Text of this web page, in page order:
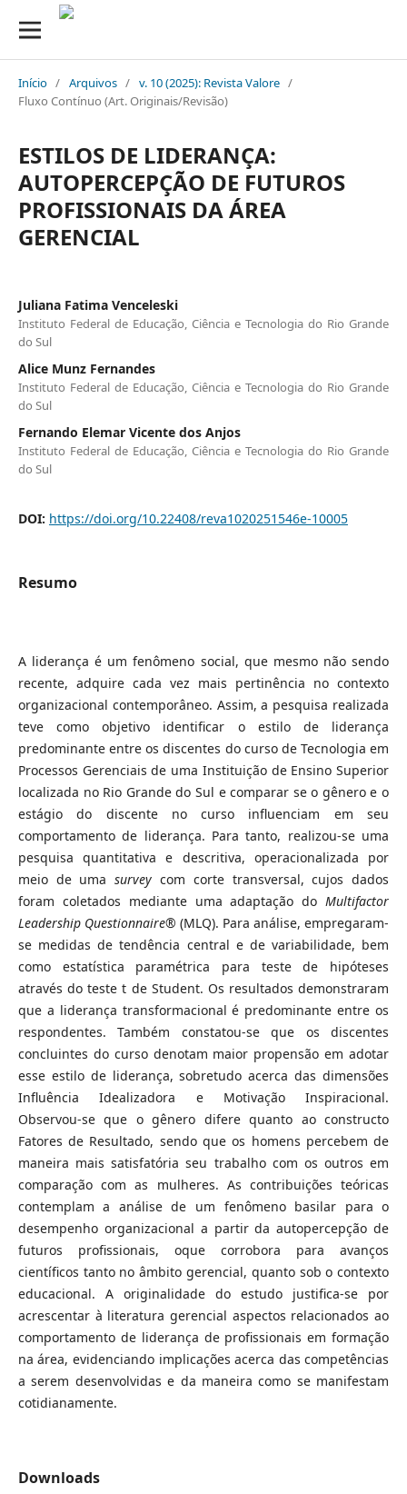
Início / Arquivos / v. 10 (2025): Revista Valore /
Fluxo Contínuo (Art. Originais/Revisão)
ESTILOS DE LIDERANÇA:
AUTOPERCEPÇÃO DE FUTUROS
PROFISSIONAIS DA ÁREA
GERENCIAL
Juliana Fatima Venceleski
Instituto Federal de Educação, Ciência e Tecnologia do Rio Grande
do Sul
Alice Munz Fernandes
Instituto Federal de Educação, Ciência e Tecnologia do Rio Grande
do Sul
Fernando Elemar Vicente dos Anjos
Instituto Federal de Educação, Ciência e Tecnologia do Rio Grande
do Sul
DOI: https://doi.org/10.22408/reva1020251546e-10005
Resumo
A liderança é um fenômeno social, que mesmo não sendo
recente, adquire cada vez mais pertinência no contexto
organizacional contemporâneo. Assim, a pesquisa realizada
teve como objetivo identificar o estilo de liderança
predominante entre os discentes do curso de Tecnologia em
Processos Gerenciais de uma Instituição de Ensino Superior
localizada no Rio Grande do Sul e comparar se o gênero e o
estágio do discente no curso influenciam em seu
comportamento de liderança. Para tanto, realizou-se uma
pesquisa quantitativa e descritiva, operacionalizada por
meio de umasurvey com corte transversal, cujos dados
foram coletados mediante uma adaptação doMultifactor
Leadership Questionnaire® (MLQ). Para análise, empregaram-
se medidas de tendência central e de variabilidade, bem
como estatística paramétrica para teste de hipóteses
através do teste t de Student. Os resultados demonstraram
que a liderança transformacional é predominante entre os
respondentes. Também constatou-se que os discentes
concluintes do curso denotam maior propensão em adotar
esse estilo de liderança, sobretudo acerca das dimensões
Influência Idealizadora e Motivação Inspiracional.
Observou-se que o gênero difere quanto ao constructo
Fatores de Resultado, sendo que os homens percebem de
maneira mais satisfatória seu trabalho com os outros em
comparação com as mulheres. As contribuições teóricas
contemplam a análise de um fenômeno basilar para o
desempenho organizacional a partir da autopercepção de
futuros profissionais, oque corrobora para avanços
científicos tanto no âmbito gerencial, quanto sob o contexto
educacional. A originalidade do estudo justifica-se por
acrescentar à literatura gerencial aspectos relacionados ao
comportamento de liderança de profissionais em formação
na área, evidenciando implicações acerca das competências
a serem desenvolvidas e da maneira como se manifestam
cotidianamente.
Downloads